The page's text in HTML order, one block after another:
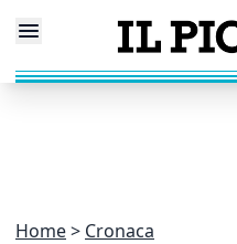
Home Cronaca